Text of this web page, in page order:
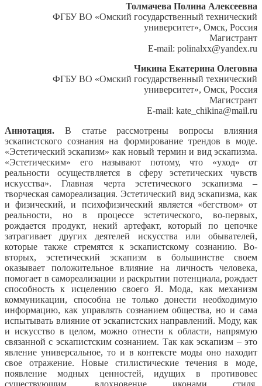
Толмачева Полина Алексеевна
ФГБУ ВО «Омский государственный технический
университет», Омск, Россия
Магистрант
E-mail: polinalxx@yandex.ru
Чикина Екатерина Олеговна
ФГБУ ВО «Омский государственный технический
университет», Омск, Россия
Магистрант
E-mail: kate_chikina@mail.ru
Аннотация. В статье рассмотрены вопросы влияния
эскапистского сознания на формирование трендов в моде.
«Эстетический эскапизм» как новый термин и вид эскапизма.
«Эстетическим» его называют потому, что «уход» от
реальности осуществляется в сферу эстетических чувств
искусства». Главная черта эстетического эскапизма –
творческая самореализация. Эстетический вид эскапизма, как
и физический, и психофизический является «бегством» от
реальности, но в процессе эстетического, во-первых,
рождается продукт, некий артефакт, который по цепочке
затрагивает других деятелей искусства или обывателей,
которые также стремятся к эскапистскому сознанию. Во-
вторых, эстетический эскапизм в большинстве своем
оказывает положительное влияние на личность человека,
помогает в самореализации и раскрытии потенциала, рождает
способность к исцелению своего Я. Мода, как механизм
коммуникации, способна не только донести необходимую
информацию, как управлять сознанием общества, но и сама
испытывать влияние от эскапистских направлений. Моду, как
и искусство в целом, можно отнести к области, напрямую
связанной с эскапистским сознанием. Так как эскапизм – это
явление универсальное, то и в контексте моды оно находит
свое отражение. Новые стилистические течения в моде,
появление модных ценностей, идущих в противовес
существующим, вдохновение иконами стиля,